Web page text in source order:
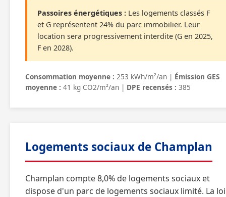
Passoires énergétiques : Les logements classés F
et G représentent 24% du parc immobilier. Leur
location sera progressivement interdite (G en 2025,
F en 2028).
Consommation moyenne : 253 kWh/m²/an | Émission GES
moyenne : 41 kg CO2/m²/an | DPE recensés : 385
Logements sociaux de Champlan
Champlan compte 8,0% de logements sociaux et
dispose d'un parc de logements sociaux limité. La loi